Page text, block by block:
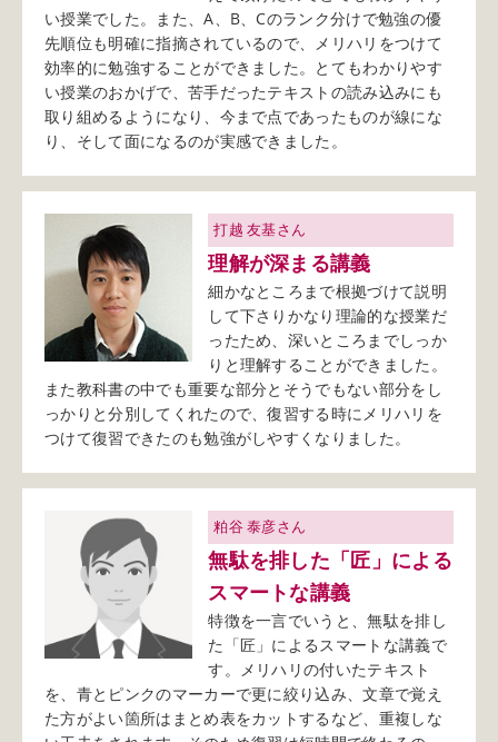
い授業でした。また、A、B、Cのランク分けで勉強の優
先順位も明確に指摘されているので、メリハリをつけて
効率的に勉強することができました。とてもわかりやす
い授業のおかげで、苦手だったテキストの読み込みにも
取り組めるようになり、今まで点であったものが線にな
り、そして面になるのが実感できました。
打越 友基さん
理解が深まる講義
細かなところまで根拠づけて説明
して下さりかなり理論的な授業だ
ったため、深いところまでしっか
りと理解することができました。
また教科書の中でも重要な部分とそうでもない部分をし
っかりと分別してくれたので、復習する時にメリハリを
つけて復習できたのも勉強がしやすくなりました。
粕谷 泰彦さん
無駄を排した「匠」による
スマートな講義
特徴を一言でいうと、無駄を排し
た「匠」によるスマートな講義で
す。メリハリの付いたテキスト
を、青とピンクのマーカーで更に絞り込み、文章で覚え
た方がよい箇所はまとめ表をカットするなど、重複しな